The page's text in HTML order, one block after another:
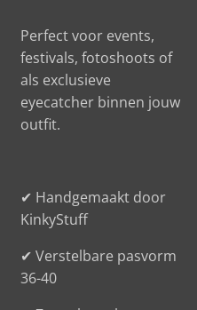
Perfect voor events,
festivals, fotoshoots of
als exclusieve
eyecatcher binnen jouw
outfit.
✔ Handgemaakt door
KinkyStuff
✔ Verstelbare pasvorm
36-40